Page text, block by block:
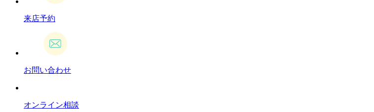
来店予約
お問い合わせ
オンライン相談